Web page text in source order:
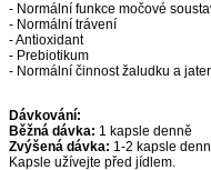
- Normální funkce močové
- Normální trávení
- Antioxidant
- Prebiotikum
- Normální činnost žaludku a jater
Dávkování:
Běžná dávka: 1 kapsle denně
Zvýšená dávka: 1-2 kapsle
Kapsle užívejte před jídlem.